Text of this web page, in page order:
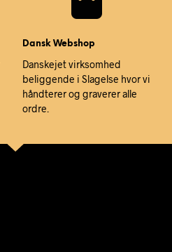
Dansk Webshop
Danskejet virksomhed
beliggende i Slagelse hvor vi
håndterer og graverer alle
ordre.